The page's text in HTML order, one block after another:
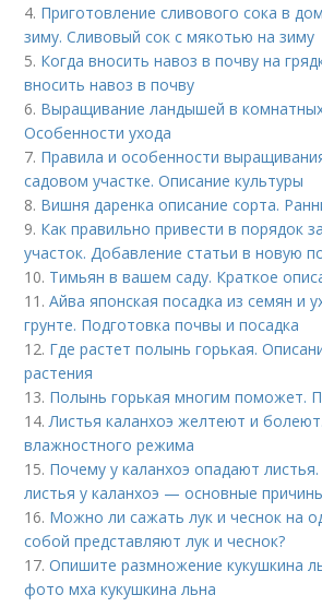
4. Приготовление сливового сока в
зиму. Сливовый сок с мякотью на зиму
5. Когда вносить навоз в почву на
вносить навоз в почву
6. Выращивание ландышей в
Особенности ухода
7. Правила и особенности
садовом участке. Описание культуры
8. Вишня даренка описание сорта.
9. Как правильно привести в порядок
участок. Добавление статьи в новую
10. Тимьян в вашем саду. Краткое
11.Айва японская посадка из семян и
грунте. Подготовка почвы и посадка
12. Где растет полынь горькая.
растения
13. Полынь горькая многим поможет.
14.Листья каланхоэ желтеют и
влажностного режима
15. Почему у каланхоэ опадают
листья у каланхоэ — основные
16. Можно ли сажать лук и чеснок на
собой представляют лук и чеснок?
17.Опишите размножение кукушкина
фото мха кукушкина льна